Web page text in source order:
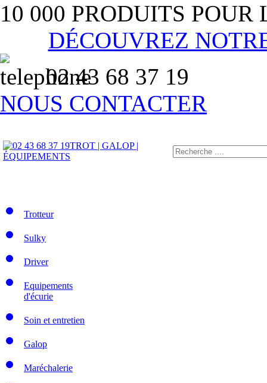
10 000 PRODUITS
DÉCOUVREZ
02 43 68 37 19
NOUS CONTACTER
TROT | GALOP |
ÉQUIPEMENTS
Trotteur
Sulky
Driver
Equipements
d'écurie
Soin et entretien
Galop
Maréchalerie